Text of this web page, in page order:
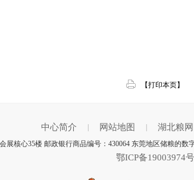
【打印本页】
中心简介 网站地图 湖北粮网
展核心35楼 邮政银行商品编号：430064 东莞地区储粮的数
鄂ICP备19003974号